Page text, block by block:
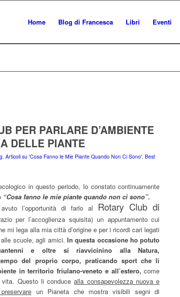
Home Blog di Francesca Libri Eventi
PER PARLARE D’AMBIENTE
DELLE PIANTE
, Articoli su 'Cosa Fanno le Mie Piante Quando Non Ci Sono', Best
in questo periodo, lo constato continuamente
“Cosa fanno le mie piante quando non ci sono”.
l’opportunità di farlo al Rotary Club di
per l’accoglienza squisita) un appuntamento cui
mi lega alla mia città d’origine e per i ricordi cari legati
scuole, agli amici. In questa occasione ho potuto
e oltre si riavvicinino alla Natura,
del proprio corpo, praticando sport che li
in territorio friulano-veneto e all’estero, come
vita. Questo li conducealla consapevolezza nuova e
un Pianeta che mostra visibili segni di